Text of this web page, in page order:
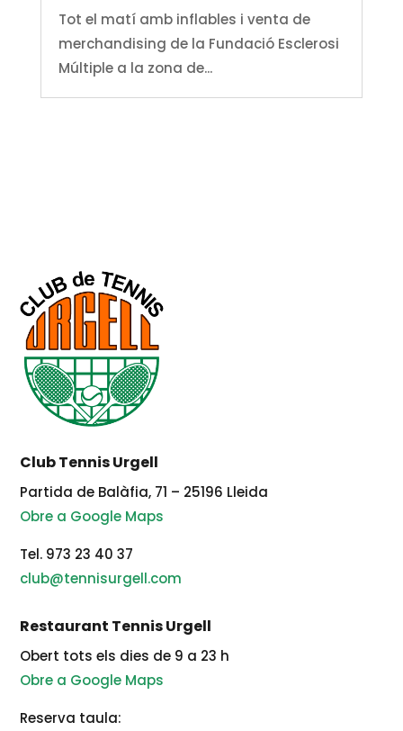
Tot el matí amb inflables i venta de
merchandising de la Fundació Esclerosi
Múltiple a la zona de...
Club Tennis Urgell
Partida de Balàfia, 71 – 25196 Lleida
Obre a Google Maps
Tel. 973 23 40 37
club@tennisurgell.com
Restaurant Tennis Urgell
Obert tots els dies de 9 a 23 h
Obre a Google Maps
Reserva taula: